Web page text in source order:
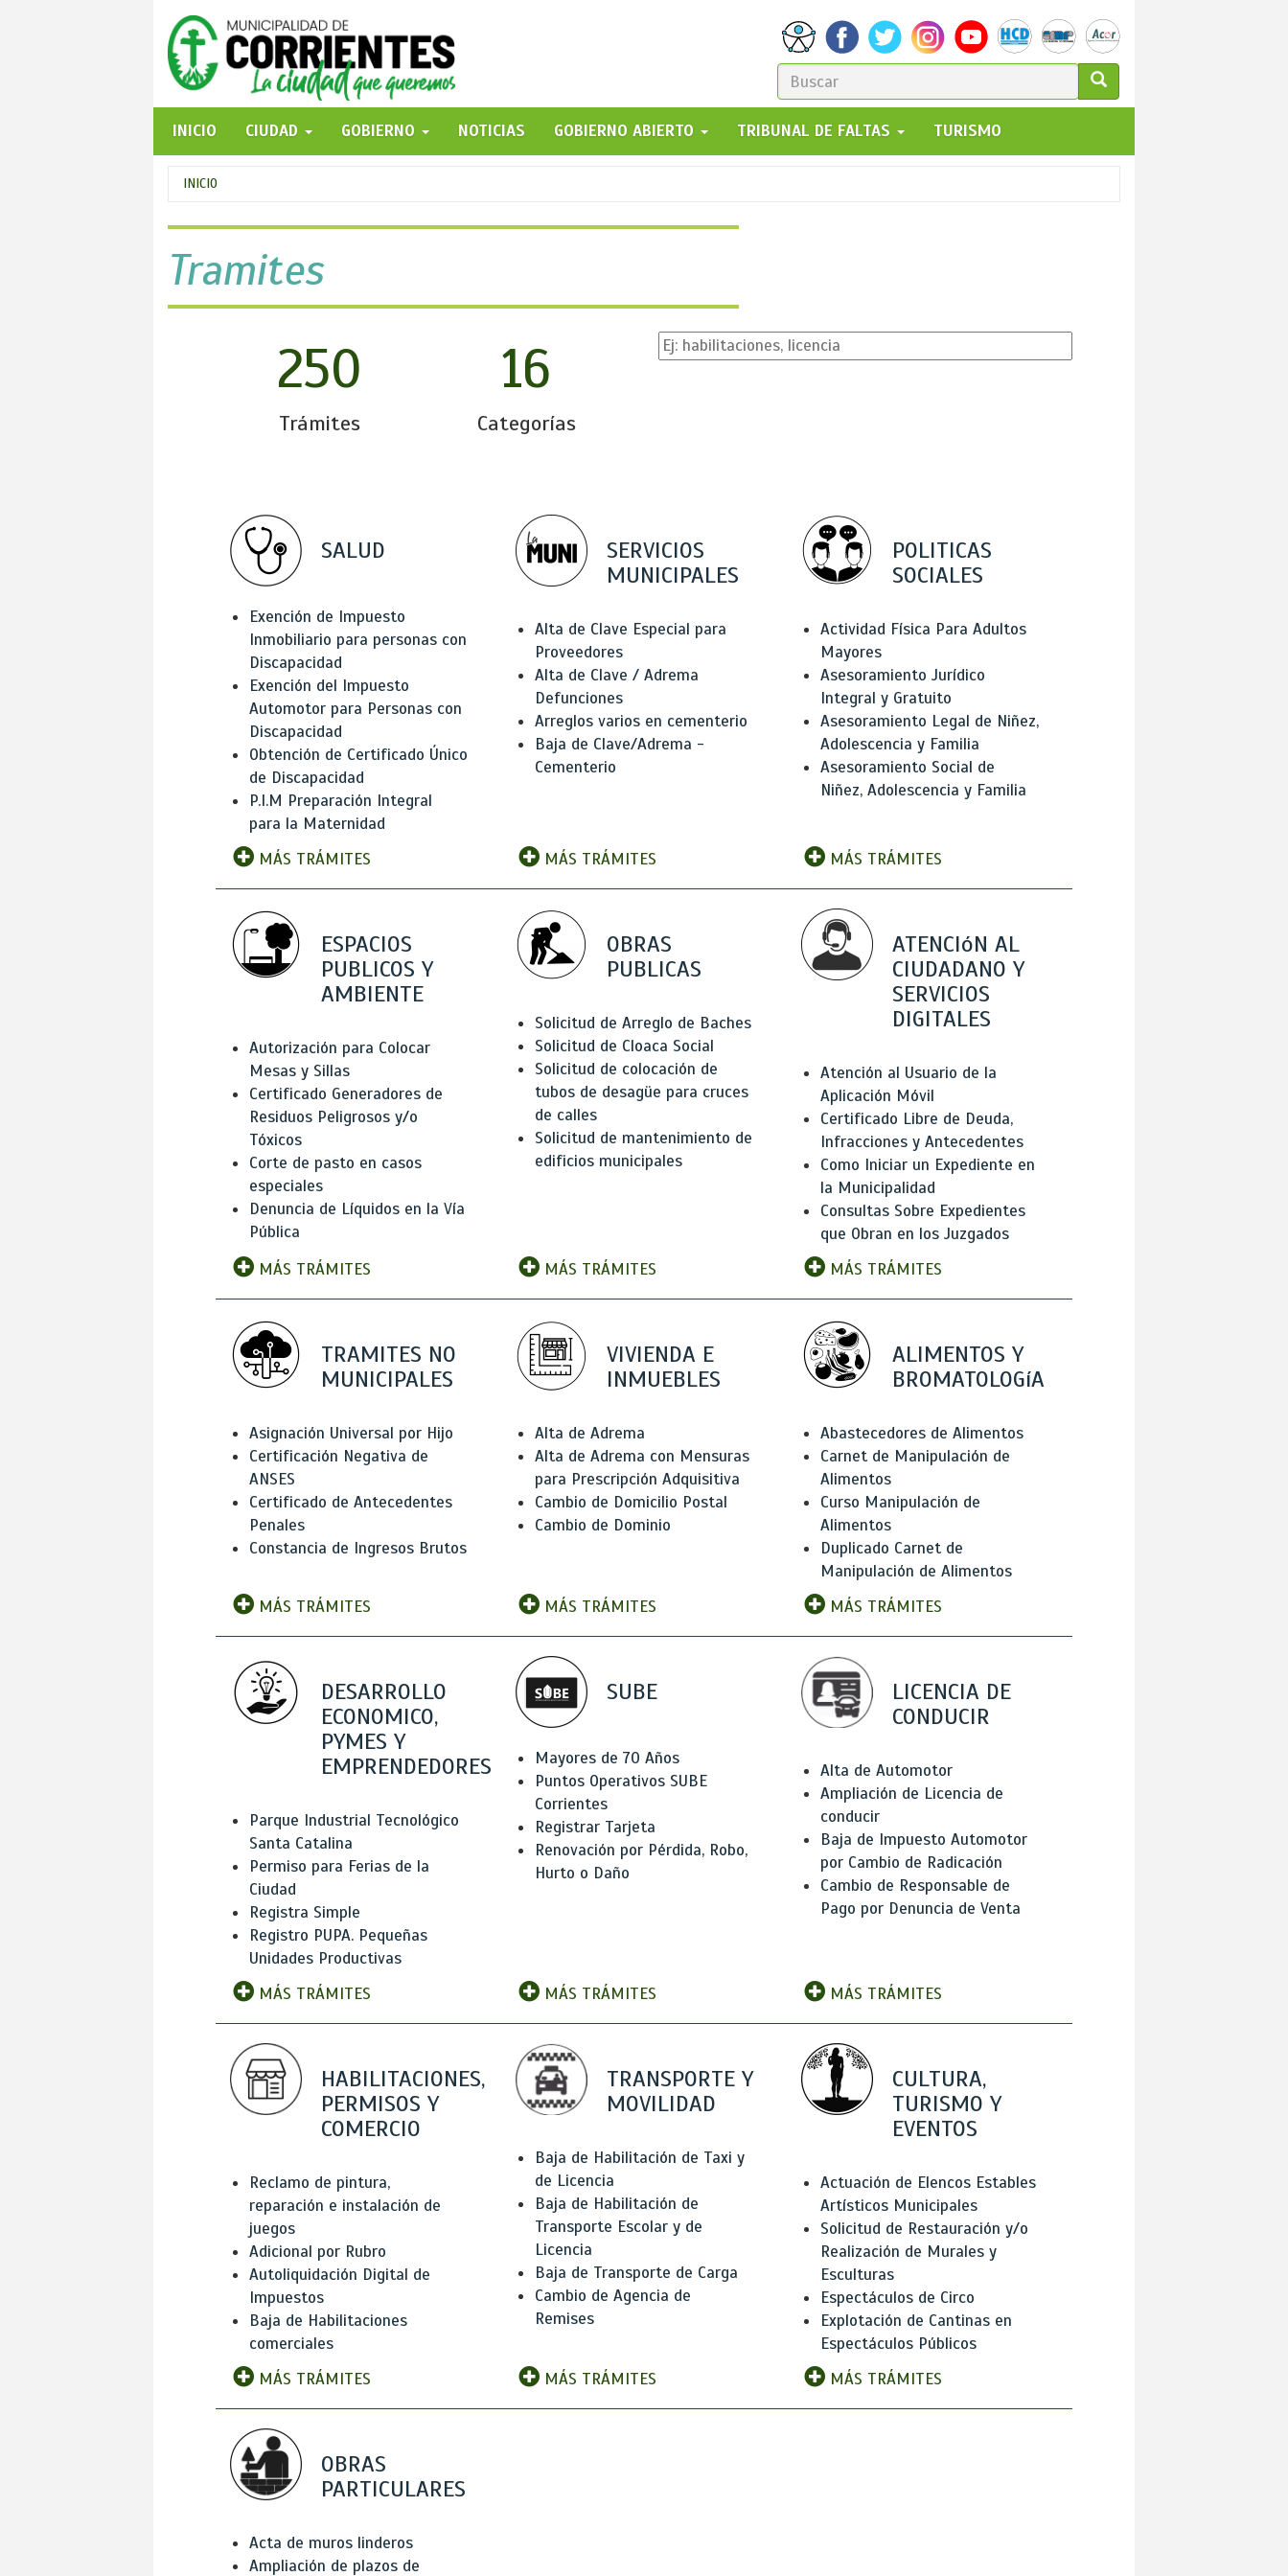
FORMULARIO
DE
BÚSQUEDA
GO!
INICIO
CIUDAD GOBIERNO NOTICIAS GOBIERNO ABIERTO TRIBUNAL DE FALTAS TURISMO
Se
encuentra
usted
aquí
INICIO
Tramites
250
Trámites
16
Categorías
SALUD
Exención de Impuesto
Inmobiliario para personas con
Discapacidad
Exención del Impuesto
Automotor para Personas con
Discapacidad
Obtención de Certificado Único
de Discapacidad
P.I.M Preparación Integral
para la Maternidad
MÁS TRÁMITES
SERVICIOS
MUNICIPALES
Alta de Clave Especial para
Proveedores
Alta de Clave / Adrema
Defunciones
Arreglos varios en cementerio
Baja de Clave/Adrema -
Cementerio
MÁS TRÁMITES
POLITICAS
SOCIALES
Actividad Física Para Adultos
Mayores
Asesoramiento Jurídico
Integral y Gratuito
Asesoramiento Legal de Niñez,
Adolescencia y Familia
Asesoramiento Social de
Niñez, Adolescencia y Familia
MÁS TRÁMITES
ESPACIOS
PUBLICOS Y
AMBIENTE
Autorización para Colocar
Mesas y Sillas
Certificado Generadores de
Residuos Peligrosos y/o
Tóxicos
Corte de pasto en casos
especiales
Denuncia de Líquidos en la Vía
Pública
MÁS TRÁMITES
OBRAS
PUBLICAS
Solicitud de Arreglo de Baches
Solicitud de Cloaca Social
Solicitud de colocación de
tubos de desagüe para cruces
de calles
Solicitud de mantenimiento de
edificios municipales
MÁS TRÁMITES
ATENCIóN AL
CIUDADANO Y
SERVICIOS
DIGITALES
Atención al Usuario de la
Aplicación Móvil
Certificado Libre de Deuda,
Infracciones y Antecedentes
Como Iniciar un Expediente en
la Municipalidad
Consultas Sobre Expedientes
que Obran en los Juzgados
MÁS TRÁMITES
TRAMITES NO
MUNICIPALES
Asignación Universal por Hijo
Certificación Negativa de
ANSES
Certificado de Antecedentes
Penales
Constancia de Ingresos Brutos
MÁS TRÁMITES
VIVIENDA E
INMUEBLES
Alta de Adrema
Alta de Adrema con Mensuras
para Prescripción Adquisitiva
Cambio de Domicilio Postal
Cambio de Dominio
MÁS TRÁMITES
ALIMENTOS Y
BROMATOLOGíA
Abastecedores de Alimentos
Carnet de Manipulación de
Alimentos
Curso Manipulación de
Alimentos
Duplicado Carnet de
Manipulación de Alimentos
MÁS TRÁMITES
DESARROLLO
ECONOMICO,
PYMES Y
EMPRENDEDORES
Parque Industrial Tecnológico
Santa Catalina
Permiso para Ferias de la
Ciudad
Registra Simple
Registro PUPA. Pequeñas
Unidades Productivas
MÁS TRÁMITES
SUBE
Mayores de 70 Años
Puntos Operativos SUBE
Corrientes
Registrar Tarjeta
Renovación por Pérdida, Robo,
Hurto o Daño
MÁS TRÁMITES
LICENCIA DE
CONDUCIR
Alta de Automotor
Ampliación de Licencia de
conducir
Baja de Impuesto Automotor
por Cambio de Radicación
Cambio de Responsable de
Pago por Denuncia de Venta
MÁS TRÁMITES
HABILITACIONES,
PERMISOS Y
COMERCIO
Reclamo de pintura,
reparación e instalación de
juegos
Adicional por Rubro
Autoliquidación Digital de
Impuestos
Baja de Habilitaciones
comerciales
MÁS TRÁMITES
TRANSPORTE Y
MOVILIDAD
Baja de Habilitación de Taxi y
de Licencia
Baja de Habilitación de
Transporte Escolar y de
Licencia
Baja de Transporte de Carga
Cambio de Agencia de
Remises
MÁS TRÁMITES
CULTURA,
TURISMO Y
EVENTOS
Actuación de Elencos Estables
Artísticos Municipales
Solicitud de Restauración y/o
Realización de Murales y
Esculturas
Espectáculos de Circo
Explotación de Cantinas en
Espectáculos Públicos
MÁS TRÁMITES
OBRAS
PARTICULARES
Acta de muros linderos
Ampliación de plazos de